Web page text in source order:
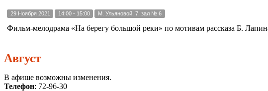
29 Ноября 2021 14:00 - 15:00 М. Ульяновой, 7, зал № 6
Фильм-мелодрама «На берегу большой реки» по мотивам рассказа Б.
Август
В афише возможны изменения.
Телефон: 72-96-30